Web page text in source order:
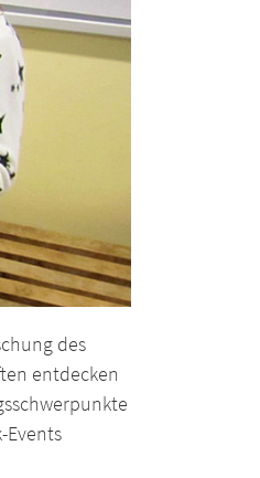
des
entdecken
Events